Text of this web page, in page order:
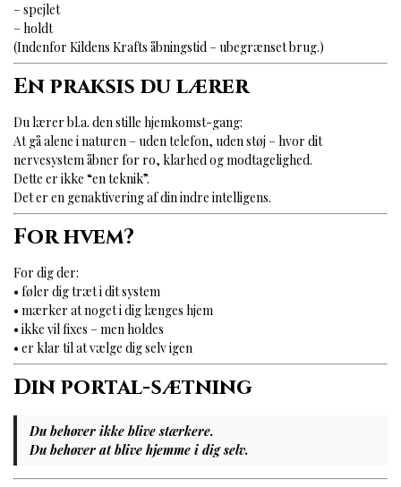
– spejlet
– holdt
(Indenfor Kildens Krafts åbningstid – ubegrænset brug.)
En praksis du lærer
Du lærer bl.a. den stille hjemkomst-gang:
At gå alene i naturen – uden telefon, uden støj – hvor dit
nervesystem åbner for ro, klarhed og modtagelighed.
Dette er ikke “en teknik”.
Det er en genaktivering af din indre intelligens.
For hvem?
For dig der:
• føler dig træt i dit system
• mærker at noget i dig længes hjem
• ikke vil fixes – men holdes
• er klar til at vælge dig selv igen
Din portal-sætning
Du behøver ikke blive stærkere.
Du behøver at blive hjemme i dig selv.